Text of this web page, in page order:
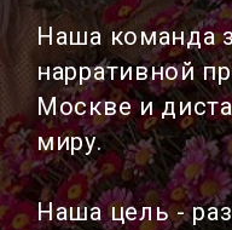
Наша команда
нарративной
Москве и
миру.
Наша цель -